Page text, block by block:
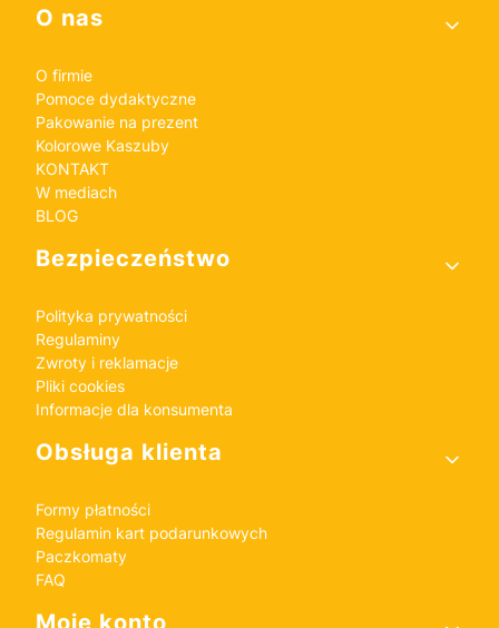
Linki w stopce
O nas
O firmie
Pomoce dydaktyczne
Pakowanie na prezent
Kolorowe Kaszuby
KONTAKT
W mediach
BLOG
Bezpieczeństwo
Polityka prywatności
Regulaminy
Zwroty i reklamacje
Pliki cookies
Informacje dla konsumenta
Obsługa klienta
Formy płatności
Regulamin kart podarunkowych
Paczkomaty
FAQ
Moje konto